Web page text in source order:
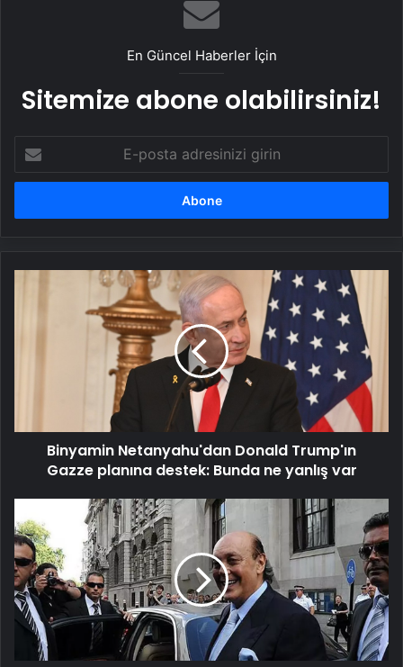
En Güncel Haberler İçin
Sitemize abone olabilirsiniz!
posta
adresinizi
ne
Binyamin Netanyahu'dan Donald Trump'ın
Gazze planına destek: Bunda ne yanlış var
Nadir
öldü
iddialarına
yalanlama